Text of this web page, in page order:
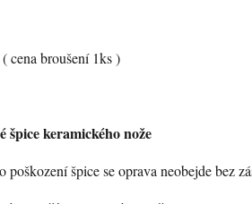
( cena broušení 1ks )
špice keramického nože
poškození špice se oprava neobejde bez